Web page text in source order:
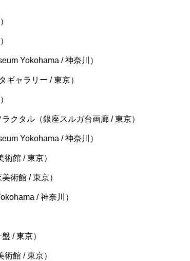
Yokohama / 神奈川）
ャラリー / 東京）
クタル（銀座スルガ台画廊 / 東京）
Yokohama / 神奈川）
館 / 東京）
術館 / 東京）
/ 神奈川）
/ 東京）
館 / 東京）